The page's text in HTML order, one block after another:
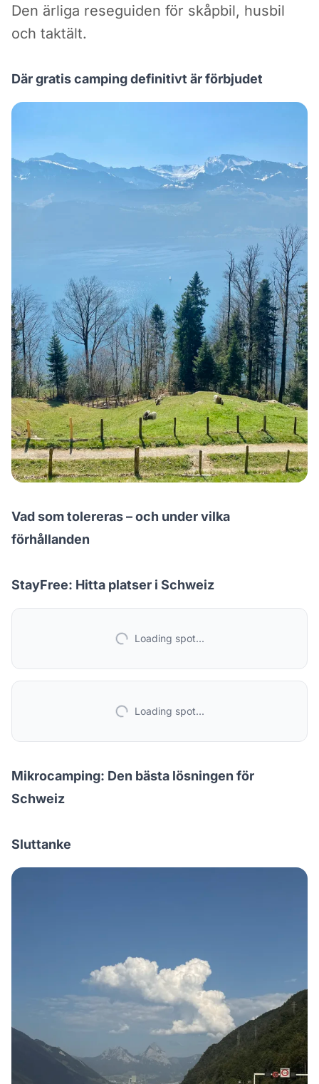
Den ärliga reseguiden för skåpbil, husbil
och taktält.
Där gratis camping definitivt är förbjudet
Vad som tolereras – och under vilka
förhållanden
StayFree: Hitta platser i Schweiz
Loading spot...
Loading spot...
Mikrocamping: Den bästa lösningen för
Schweiz
Sluttanke